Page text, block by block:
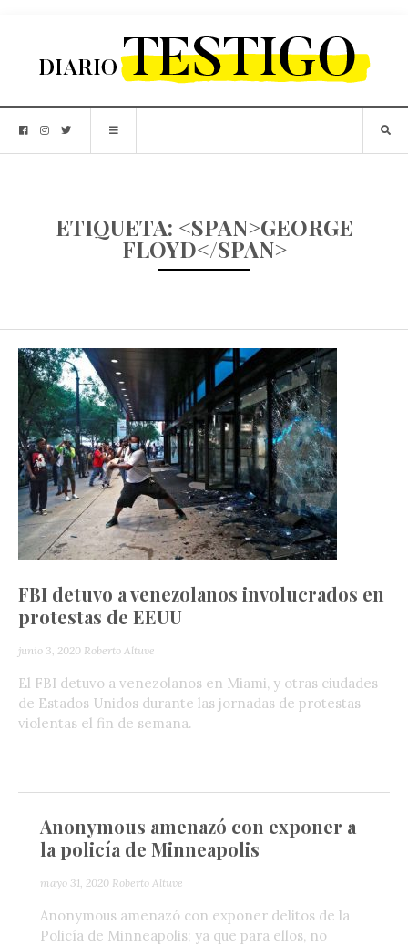
ETIQUETA: <SPAN>GEORGE
FLOYD</SPAN>
FBI detuvo a venezolanos involucrados en
protestas de EEUU
junio 3, 2020 Roberto Altuve
El FBI detuvo a venezolanos en Miami, y otras ciudades
de Estados Unidos durante las jornadas de protestas
violentas el fin de semana.
Anonymous amenazó con exponer a
la policía de Minneapolis
mayo 31, 2020 Roberto Altuve
Anonymous amenazó con exponer delitos de la
Policía de Minneapolis; ya que para ellos, no